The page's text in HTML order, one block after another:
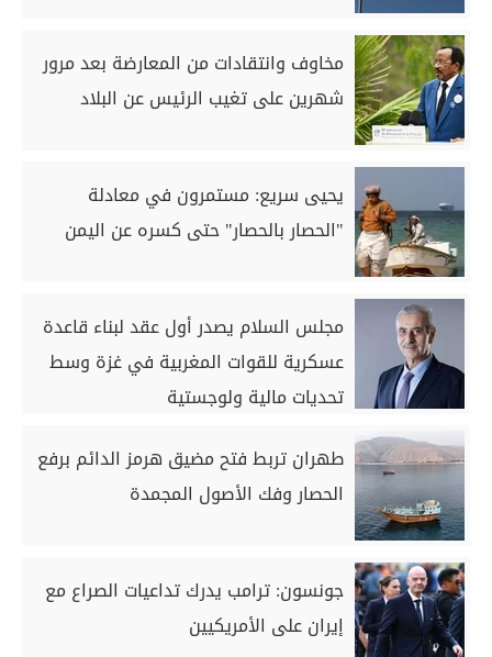
مخاوف وانتقادات من المعارضة بعد مرور
شهرين على تغيب الرئيس عن البلاد
يحيى سريع: مستمرون في معادلة
"الحصار بالحصار" حتى كسره عن اليمن
مجلس السلام يصدر أول عقد لبناء قاعدة
عسكرية للقوات المغربية في غزة وسط
تحديات مالية ولوجستية
طهران تربط فتح مضيق هرمز الدائم برفع
الحصار وفك الأصول المجمدة
جونسون: ترامب يدرك تداعيات الصراع مع
إيران على الأمريكيين